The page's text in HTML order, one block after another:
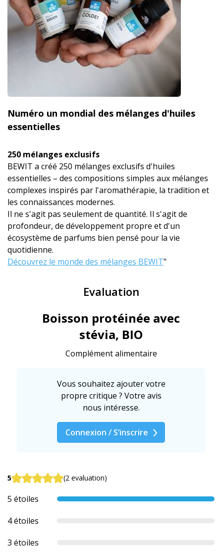
Numéro un mondial des mélanges d'huiles
essentielles
250 mélanges exclusifs
BEWIT a créé 250 mélanges exclusifs d'huiles
essentielles – des compositions simples aux mélanges
complexes inspirés par l'aromathérapie, la tradition et
les connaissances modernes.
Il ne s'agit pas seulement de quantité. Il s'agit de
profondeur, de développement propre et d'un
écosystème de parfums bien pensé pour la vie
quotidienne.
Découvrez le monde des mélanges BEWIT"
Evaluation
Boisson protéinée avec
stévia, BIO
Complément alimentaire
Vous souhaitez ajouter votre
propre critique ? Votre avis
nous intéresse.
Connexion / S’inscrire
5 (2 evaluation)
5 étoiles
4 étoiles
3 étoiles